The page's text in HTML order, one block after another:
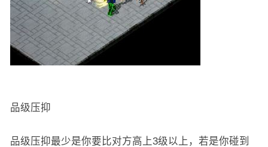
品级压抑
品级压抑最少是你要比对方高上3级以上，若是你碰到